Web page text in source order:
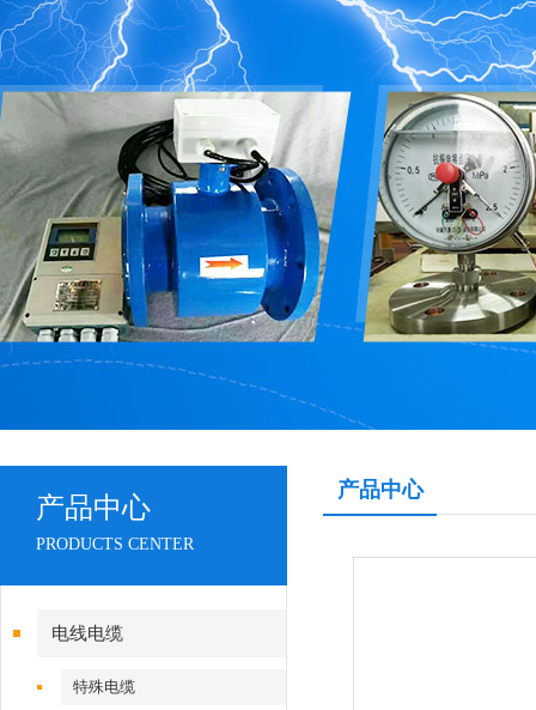
产品中心
PRODUCTS CENTER
电线电缆
特殊电缆
产品中心